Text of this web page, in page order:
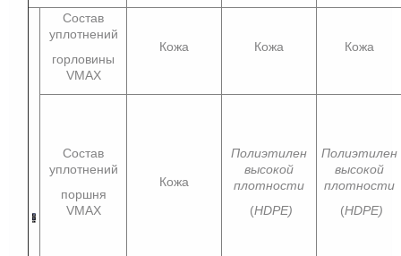
Состав
уплотнений
горловины
VMAX
Кожа Кожа Кожа
Состав
уплотнений
поршня
VMAX
Кожа
Полиэтилен
высокой
плотности
(HDPE)
Полиэтилен
высокой
плотности
(HDPE)